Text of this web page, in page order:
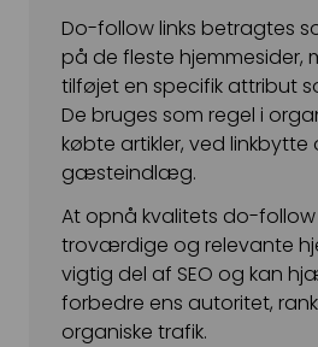
Do-follow links betragtes
på de fleste hjemmesider,
tilføjet en specifik attribut
De bruges som regel i
købte artikler, ved linkbytte
gæsteindlæg.
At opnå kvalitets do-follow
troværdige og relevante
vigtig del af SEO og kan
forbedre ens autoritet,
organiske trafik.